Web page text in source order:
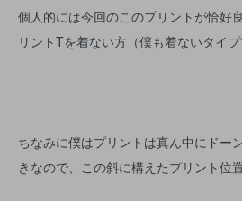
個人的には今回のこのプリントが恰好
リントTを着ない方（僕も着ないタイ
ちなみに僕はプリントは真ん中にドー
きなので、この斜に構えたプリント位